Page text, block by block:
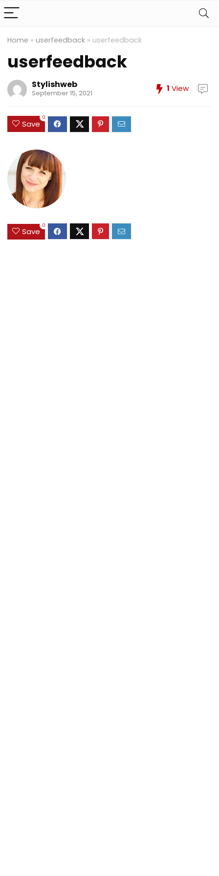
Home » userfeedback » userfeedback
userfeedback
Stylishweb
September 15, 2021 1 View
Save
0
Save
0